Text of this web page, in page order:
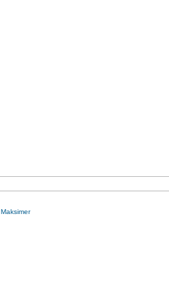
Maksimer